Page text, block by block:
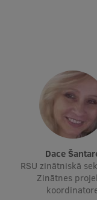
Par RSU
Studentu dzīve
Studiju norises
Fakultātes
Mūsu cilvēki
Dace
RSU zinātniskā
Zinātnes